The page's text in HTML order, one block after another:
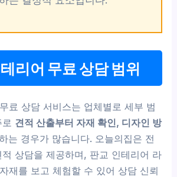
리어 무료 상담 범위
료 상담 서비스는 업체별로 세부 범
견적 산출부터 자재 확인, 디자인 방
는 경우가 많습니다. 오늘의집은 전
상담을 제공하며, 판교 인테리어 라
재를 보고 체험할 수 있어 상담 신뢰